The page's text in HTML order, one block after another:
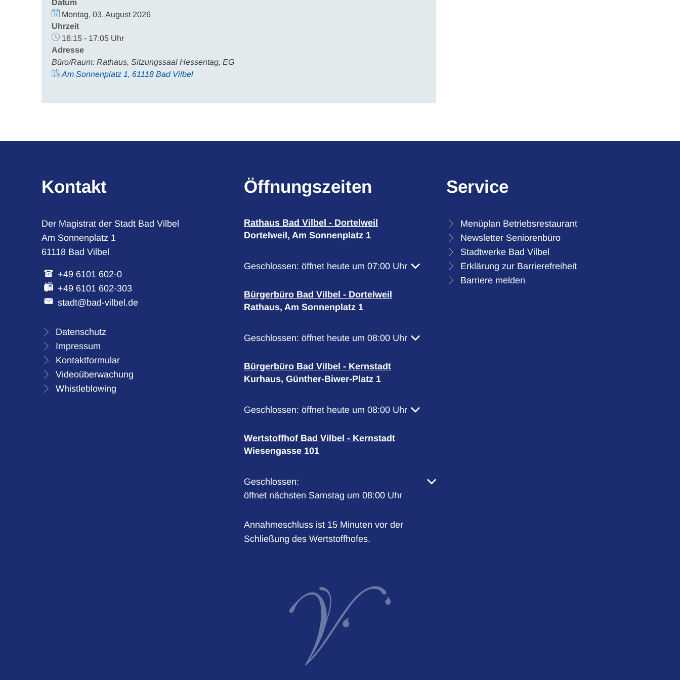
Datum
Montag, 03. August 2026
Uhrzeit
16:15 - 17:05 Uhr
Adresse
Büro/Raum: Rathaus, Sitzungssaal Hessentag, EG
Am Sonnenplatz 1, 61118 Bad Vilbel
Kontakt
Der Magistrat der Stadt Bad Vilbel
Am Sonnenplatz 1
61118 Bad Vilbel
+49 6101 602-0
+49 6101 602-303
stadt@bad-vilbel.de
Datenschutz
Impressum
Kontaktformular
Videoüberwachung
Whistleblowing
Öffnungszeiten
Rathaus Bad Vilbel - Dortelweil
Dortelweil, Am Sonnenplatz 1
Klicken, um weitere Öffnungs- oder Schließzeiten auszublenden
Geschlossen: öffnet heute um 07:00 Uhr
Bürgerbüro Bad Vilbel - Dortelweil
Rathaus, Am Sonnenplatz 1
Klicken, um weitere Öffnungs- oder Schließzeiten auszublenden
Geschlossen: öffnet heute um 08:00 Uhr
Bürgerbüro Bad Vilbel - Kernstadt
Kurhaus, Günther-Biwer-Platz 1
Klicken, um weitere Öffnungs- oder Schließzeiten auszublenden
Geschlossen: öffnet heute um 08:00 Uhr
Wertstoffhof Bad Vilbel - Kernstadt
Wiesengasse 101
Klicken, um weitere Öffnungs- oder Schließzeiten auszublenden
Geschlossen:
öffnet nächsten Samstag um 08:00 Uhr
Annahmeschluss ist 15 Minuten vor der
Schließung des Wertstoffhofes.
Service
Menüplan Betriebsrestaurant
Newsletter Seniorenbüro
Stadtwerke Bad Vilbel
Erklärung zur Barrierefreiheit
Barriere melden